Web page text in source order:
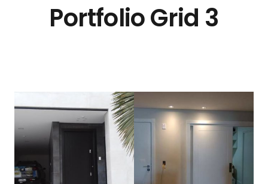
Portfolio Grid 3